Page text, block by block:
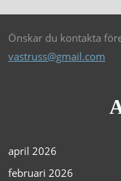
Önskar du kontakta
vastruss@gmail.com
april 2026
februari 2026